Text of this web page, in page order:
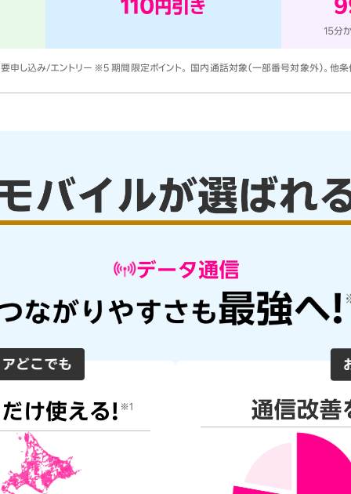
申し込み/エントリー ※5 期間限定ポイント。 国内通話対象（一部番号対象外）。他